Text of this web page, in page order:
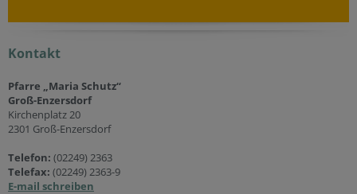
Kontakt
Pfarre „Maria Schutz“
Groß-Enzersdorf
Kirchenplatz 20
2301 Groß-Enzersdorf
Telefon: (02249) 2363
Telefax: (02249) 2363-9
E-mail schreiben